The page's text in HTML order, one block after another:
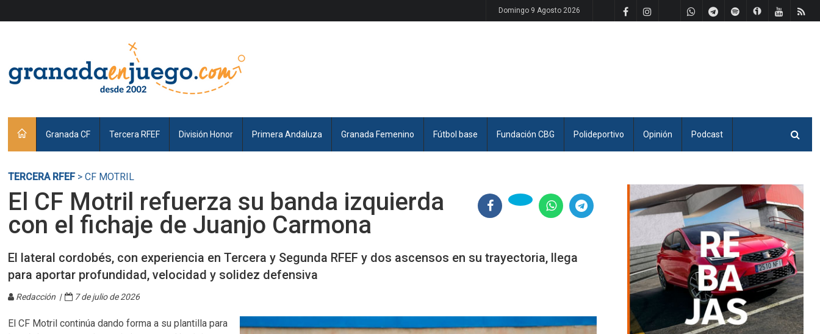
Domingo 9 Agosto 2026
Granada CF Tercera RFEF División Honor Primera Andaluza Granada Femenino Fútbol base Fundación CBG Polideportivo Opinión Podcast
TERCERA RFEF> CF MOTRIL
El CF Motril refuerza su banda izquierda
con el fichaje de Juanjo Carmona
El lateral cordobés, con experiencia en Tercera y Segunda RFEF y dos ascensos en su trayectoria, llega
para aportar profundidad, velocidad y solidez defensiva
Redacción | 7 de julio de 2026
El CF Motril continúa dando forma a su plantilla para